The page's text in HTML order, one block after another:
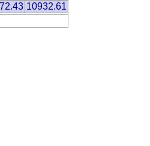
10932.61